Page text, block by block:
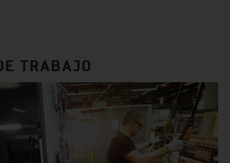
TRABAJO